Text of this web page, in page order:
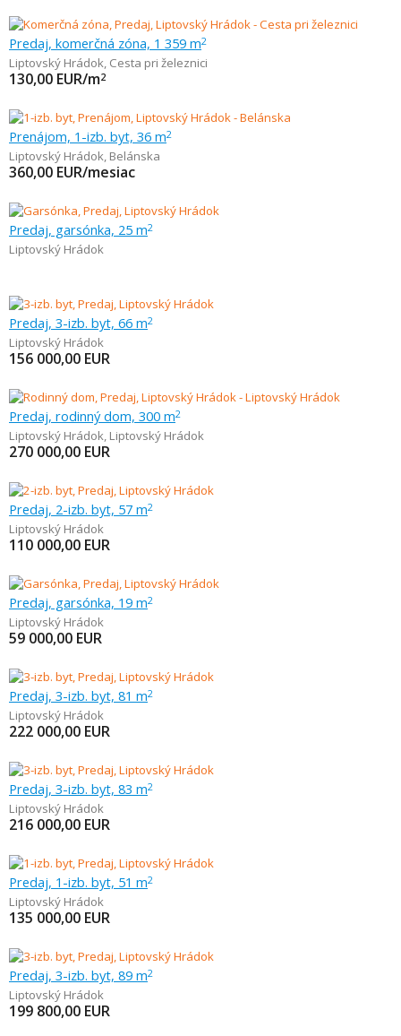
Predaj, komerčná zóna, 1 359 m2
Liptovský Hrádok, Cesta pri železnici
130,00 EUR/m2
Prenájom, 1-izb. byt, 36 m2
Liptovský Hrádok, Belánska
360,00 EUR/mesiac
Predaj, garsónka, 25 m2
Liptovský Hrádok
Predaj, 3-izb. byt, 66 m2
Liptovský Hrádok
156 000,00 EUR
Predaj, rodinný dom, 300 m2
Liptovský Hrádok, Liptovský Hrádok
270 000,00 EUR
Predaj, 2-izb. byt, 57 m2
Liptovský Hrádok
110 000,00 EUR
Predaj, garsónka, 19 m2
Liptovský Hrádok
59 000,00 EUR
Predaj, 3-izb. byt, 81 m2
Liptovský Hrádok
222 000,00 EUR
Predaj, 3-izb. byt, 83 m2
Liptovský Hrádok
216 000,00 EUR
Predaj, 1-izb. byt, 51 m2
Liptovský Hrádok
135 000,00 EUR
Predaj, 3-izb. byt, 89 m2
Liptovský Hrádok
199 800,00 EUR